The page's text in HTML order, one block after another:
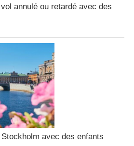
annulé ou retardé avec des
avec des enfants